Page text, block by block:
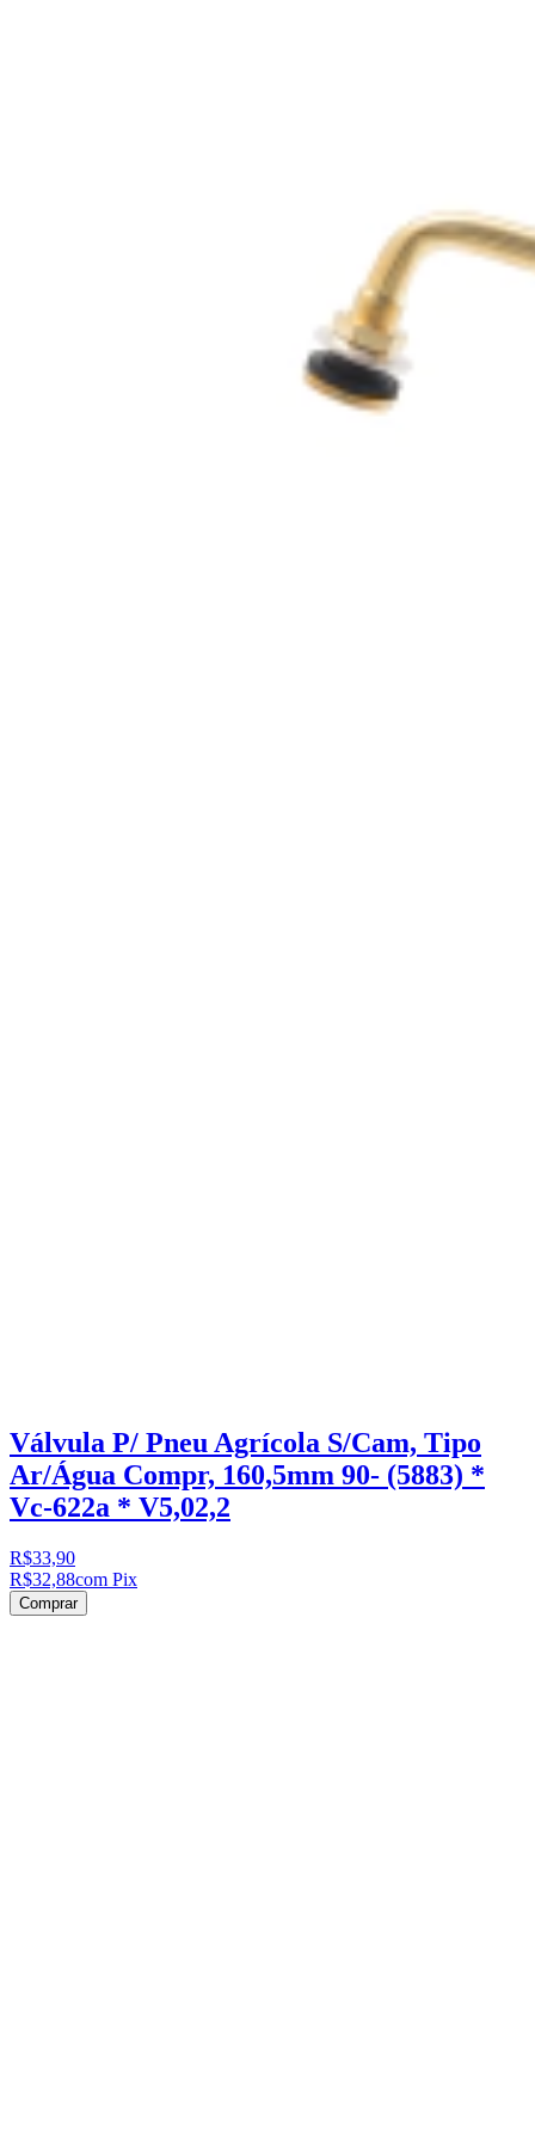
Válvula P/ Pneu Agrícola S/Cam, Tipo
Ar/Água Compr, 160,5mm 90- (5883) *
Vc-622a * V5,02,2
R$33,90
R$32,88com Pix
Comprar